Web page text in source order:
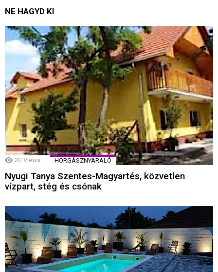
NE HAGYD KI
20 Views HORGÁSZNYARALÓ
Nyugi Tanya Szentes-Magyartés, közvetlen
vízpart, stég és csónak